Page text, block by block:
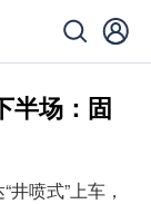
半场：固
喷式”上车，